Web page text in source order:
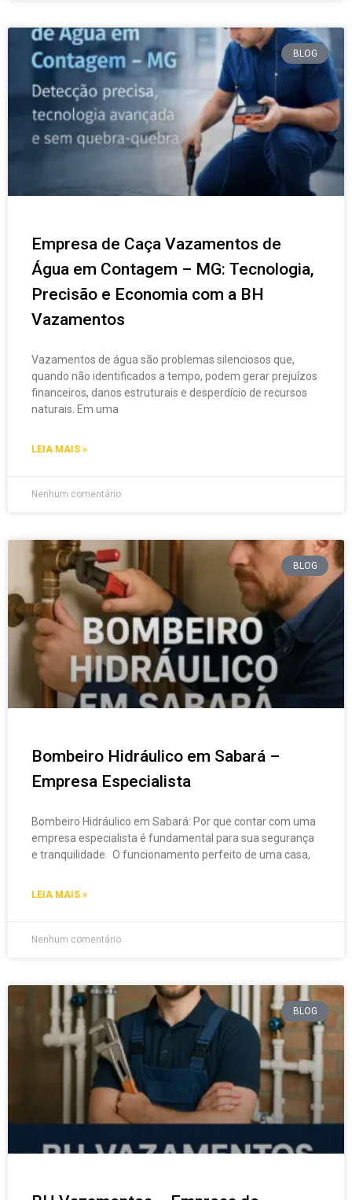
BLOG
Empresa de Caça Vazamentos de
Água em Contagem – MG: Tecnologia,
Precisão e Economia com a BH
Vazamentos
Vazamentos de água são problemas silenciosos que,
quando não identificados a tempo, podem gerar prejuízos
financeiros, danos estruturais e desperdício de recursos
naturais. Em uma
LEIA MAIS »
Nenhum comentário
BLOG
Bombeiro Hidráulico em Sabará –
Empresa Especialista
Bombeiro Hidráulico em Sabará: Por que contar com uma
empresa especialista é fundamental para sua segurança
e tranquilidade O funcionamento perfeito de uma casa,
LEIA MAIS »
Nenhum comentário
BLOG